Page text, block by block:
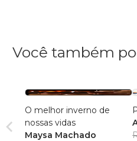
Você também
O melhor inverno de
nossas vidas
Maysa Machado